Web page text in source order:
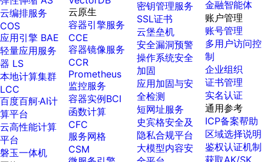
云边协同、自主进化的视觉智能体平台 赋能合作伙伴打造客户全生命周期营销闭环
VectorDB 纯自研高性能、高性价比、生态丰富且即开即用
云编排服务
COS
应用引擎 BAE
轻量应用服务
器 LS
本地计算集群
LCC
百度百舸·AI计
算平台
云高性能计算
平台
磐玉一体机
云原生
容器引擎服务
CCE
容器镜像服务
CCR
Prometheus
监控服务
容器实例BCI
函数计算
CFC
服务网格
CSM
密钥管理服务
SSL证书
云堡垒机
安全漏洞预警
操作系统安全
加固
应用加固与安
全检测
短网址服务
史宾格安全及
隐私合规平台
大模型内容安
金融智能体
账户管理
账号管理
多用户访问控
制
企业组织
证书管理
实名认证
通用参考
ICP备案帮助
区域选择说明
鉴权认证机制
获取AK/SK